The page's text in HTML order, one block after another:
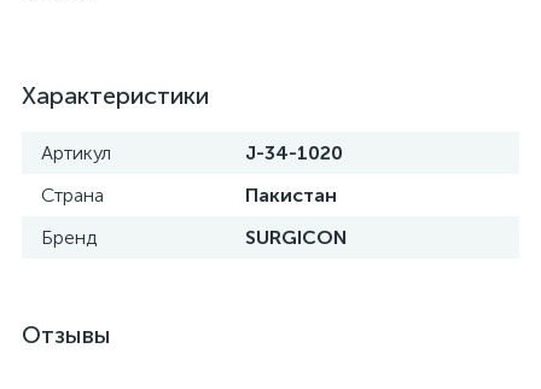
Характеристики
Артикул
J-34-1020
Страна
Пакистан
Бренд
SURGICON
Отзывы